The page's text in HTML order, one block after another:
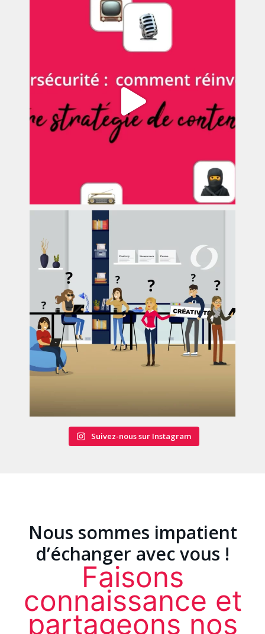
Suivez-nous sur Instagram
Nous sommes impatient
d’échanger avec vous !
Faisons
connaissance et
partageons nos